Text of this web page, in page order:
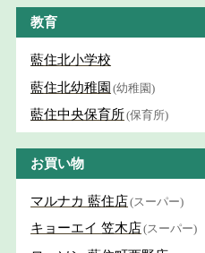
教育
藍住北小学校
藍住北幼稚園 (幼稚園)
藍住中央保育所(保育所)
お買い物
マルナカ 藍住店(スーパー)
キョーエイ 笠木店(スーパー)